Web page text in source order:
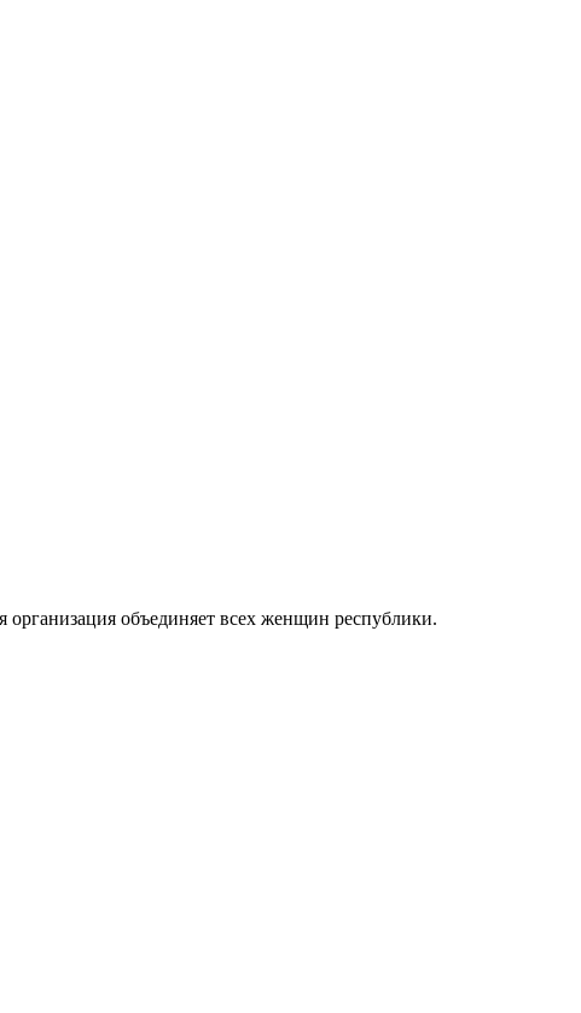
объединяет всех женщин республики.